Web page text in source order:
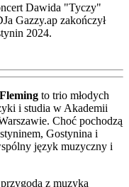
Dawida "Tyczy"
Gazzy.ap zakończył
2024.
to trio młodych
i studia w Akademii
Choć pochodzą
Gostynina i
język muzyczny i
z muzyką